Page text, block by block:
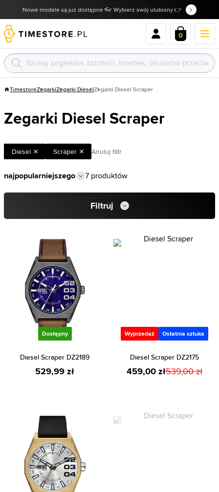
Nowe modele są już dostępne 👓 Wybierz swój ulubiony 👉
0
TimestoreZegarkiZegarki DieselZegarki Diesel Scraper
Zegarki Diesel Scraper
Diesel Scraper Anuluj filtr
7 produktów
Filtruj
Dostępny
Diesel Scraper DZ2189
529,99 zł
Wyprzedaż Ostatnia sztuka
Diesel Scraper DZ2175
459,00 zł539,00 zł